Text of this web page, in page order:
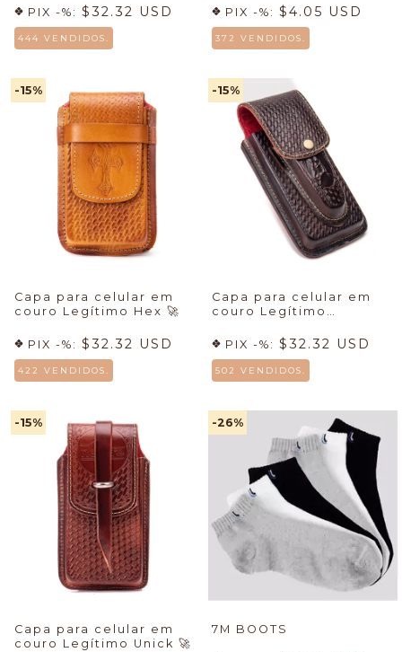
PIX -%: $32.32 USD
444 VENDIDOS.
PIX -%: $4.05 USD
372 VENDIDOS.
-15%
Capa para celular em
couro Legítimo Hex 🚀
PIX -%: $32.32 USD
422 VENDIDOS.
-15%
Capa para celular em
couro Legítimo
PIX -%: $32.32 USD
502 VENDIDOS.
-15%
Capa para celular em
couro Legítimo Unick 🚀
-26%
7M BOOTS